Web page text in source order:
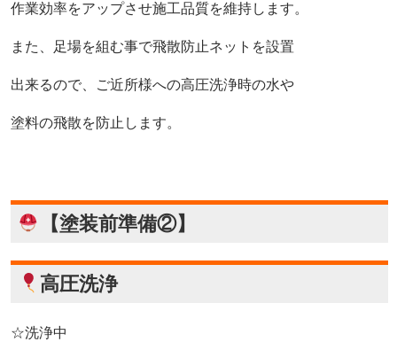
作業効率をアップさせ施工品質を維持します。
また、足場を組む事で飛散防止ネットを設置
出来るので、ご近所様への高圧洗浄時の水や
塗料の飛散を防止します。
【塗装前準備②】
高圧洗浄
☆洗浄中